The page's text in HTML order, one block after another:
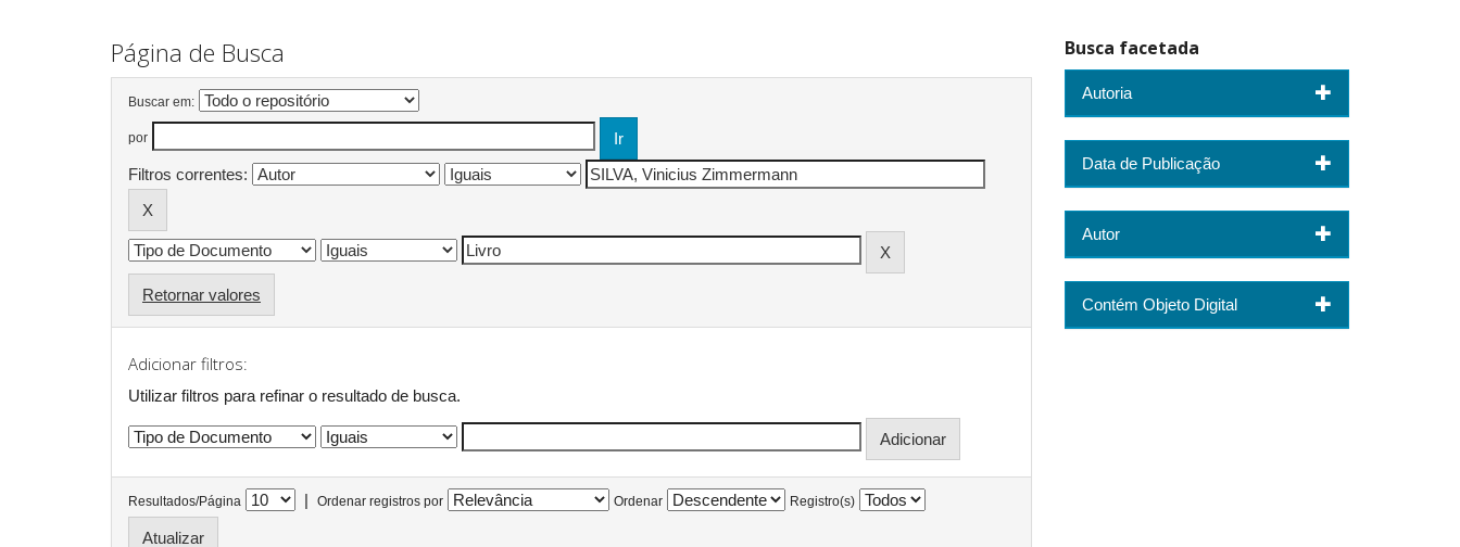
Página de Busca
Buscar em:
por
Filtros correntes:
Retornar valores
Adicionar filtros:
Utilizar filtros para refinar o resultado de busca.
Resultados/Página | Ordenar registros por Ordenar Registro(s)
Busca facetada
Autoria
Data de Publicação
Autor
Contém Objeto Digital